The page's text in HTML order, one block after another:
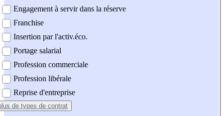
Engagement à servir dans la réserve
Franchise
Insertion par l'activ.éco.
Portage salarial
Profession commerciale
Profession libérale
Reprise d'entreprise
de types de contrat